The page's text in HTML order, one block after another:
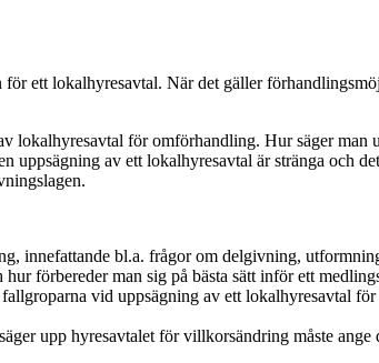
ett lokalhyresavtal. När det gäller
lokalhyresavtal för omförhandling. Hur säger
av ett lokalhyresavtal är stränga och
innefattande bl.a. frågor om delgivning,
förbereder man sig på bästa sätt inför ett
vid uppsägning av ett lokalhyresavtal
upp hyresavtalet för villkorsändring måste